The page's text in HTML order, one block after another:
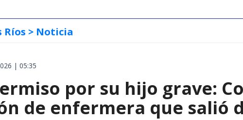
Ríos > Noticia
| 05:35
por su hijo grave:
de enfermera que salió